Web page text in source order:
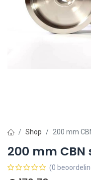
Shop 200 mm
200 mm
(0